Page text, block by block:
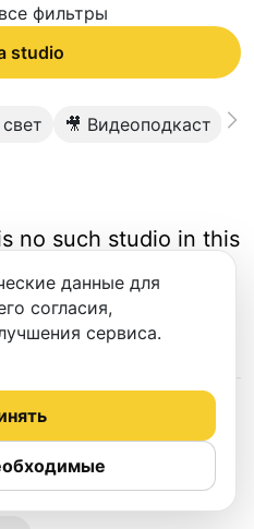
фильтры
studio
🎥 Видеоподкаст
no such studio in this
данные для
согласия,
сервиса.